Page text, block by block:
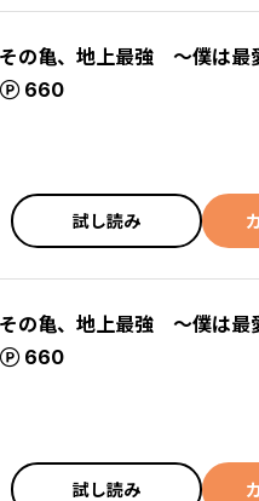
その亀、地上最強 ～僕は最
660
試し読み
その亀、地上最強 ～僕は最
660
試し読み